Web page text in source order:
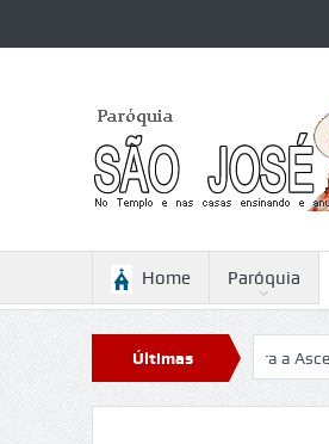
Home Paróquia
Últimas
Notícias
Sabattini Reflexão para a Ascensão